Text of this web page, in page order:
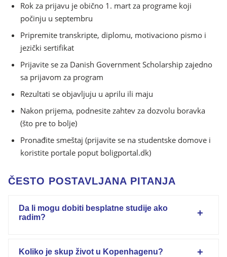
Rok za prijavu je obično 1. mart za programe koji
počinju u septembru
Pripremite transkripte, diplomu, motivaciono pismo i
jezički sertifikat
Prijavite se za Danish Government Scholarship zajedno
sa prijavom za program
Rezultati se objavljuju u aprilu ili maju
Nakon prijema, podnesite zahtev za dozvolu boravka
(što pre to bolje)
Pronađite smeštaj (prijavite se na studentske domove i
koristite portale poput boligportal.dk)
ČESTO POSTAVLJANA PITANJA
Da li mogu dobiti besplatne studije ako
radim?
Koliko je skup život u Kopenhagenu?